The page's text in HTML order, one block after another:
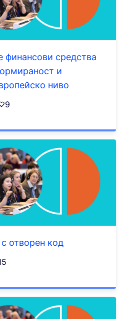
финансови средства
и
ниво
9
отворен код